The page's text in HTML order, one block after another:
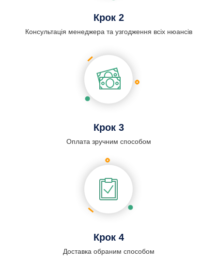
Крок 2
Консультація менеджера та узгодження всіх нюансів
Крок 3
Оплата зручним способом
Крок 4
Доставка обраним способом